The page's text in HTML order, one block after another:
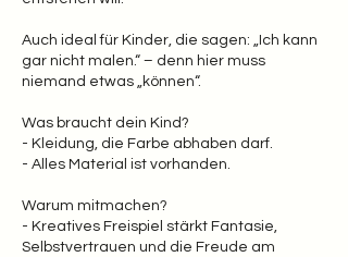
Auch ideal für Kinder, die sagen: „Ich kann
gar nicht malen.“ – denn hier muss
niemand etwas „können“.
Was braucht dein Kind?
- Kleidung, die Farbe abhaben darf.
- Alles Material ist vorhanden.
Warum mitmachen?
- Kreatives Freispiel stärkt Fantasie,
Selbstvertrauen und die Freude am